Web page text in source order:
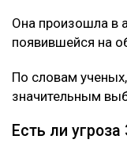
Она произошла в
появившейся на
По словам
значительным
Есть ли